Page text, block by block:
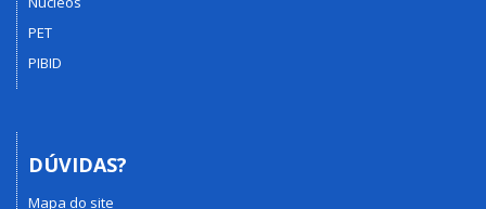
PET
PIBID
DÚVIDAS?
Mapa do site